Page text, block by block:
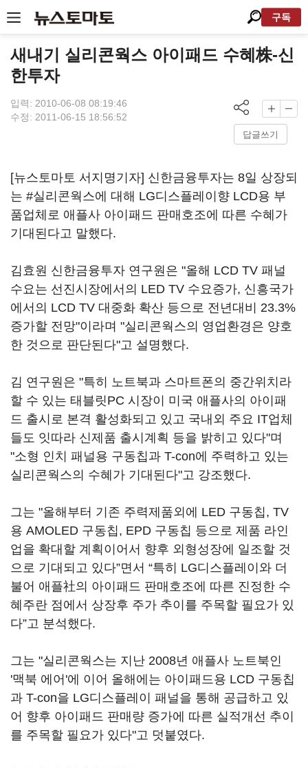
구독
새내기 실리콘웍스 아이패드 수혜株-신
한투자
입력: 2010-06-08 08:19:46
수정: 2011-06-15 18:56:52
답글쓰기
[뉴스토마토 서지명기자] 신한금융투자는 8일 상장되
는 #실리콘웍스에 대해 LG디스플레이향 LCD용 부
품업체로 애플사 아이패드 판매호조에 따른 수혜가
기대된다고 말했다.
김효원 신한금융투자 연구원은 "올해 LCD TV 패널
수요는 선진시장에서의 LED TV 수요증가, 신흥국가
에서의 LCD TV 대중화 확산 등으로 전년대비 23.3%
증가할 전망"이라며 "실리콘웍스의 영업환경은 양호
한 것으로 판단된다"고 설명했다.
김 연구원은 "특히 노트북과 스마트폰의 중간위치라
할 수 있는 태블릿PC 시장이 미국 애플사의 아이패
드 출시로 본격 활성화되고 있고 국내외 주요 IT업체
들도 잇따라 신제품 출시계획 등을 밝히고 있다"며
"소형 인치 패널용 구동칩과 T-con에 주력하고 있는
실리콘웍스의 수혜가 기대된다"고 강조했다.
그는 "올해부터 기존 주력제품외에 LED 구동칩, TV
용 AMOLED 구동칩, EPD 구동칩 등으로 제품 라인
업을 확대할 계획이어서 향후 외형성장에 일조할 것
으로 기대되고 있다”면서 “특히 LG디스플레이와 더
불어 애플社의 아이패드 판매호조에 따른 진정한 수
혜주란 점에서 상장후 주가 추이를 주목할 필요가 있
다”고 분석했다.
그는 "실리콘웍스는 지난 2008년 애플사 노트북인
'맥북 에어'에 이어 올해에는 아이패드용 LCD 구동칩
과 T-con을 LG디스플레이 패널을 통해 공급하고 있
어 향후 아이패드 판매량 증가에 따른 실적개선 추이
를 주목할 필요가 있다"고 덧붙였다.